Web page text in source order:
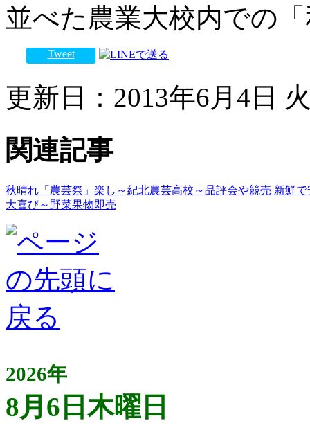
並べた農業大校内での
Tweet
更新日：2013年6月4日
関連記事
秋晴れ「農芸祭」楽し～紀北農芸高校～品評会や競売 新鮮
大喜び～野菜果物即売
2026年
8月6日木曜日